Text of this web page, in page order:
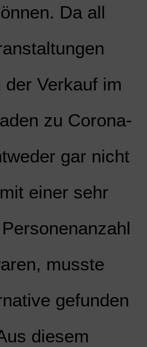
Da all
der Verkauf im
zu Corona-
gar nicht
einer sehr
musste
gefunden
diesem